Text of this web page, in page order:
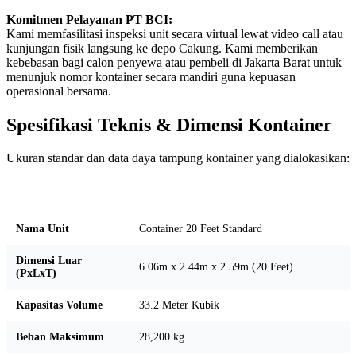
Komitmen Pelayanan PT BCI:
Kami memfasilitasi inspeksi unit secara virtual lewat video call atau
kunjungan fisik langsung ke depo Cakung. Kami memberikan
kebebasan bagi calon penyewa atau pembeli di Jakarta Barat untuk
menunjuk nomor kontainer secara mandiri guna kepuasan
operasional bersama.
Spesifikasi Teknis & Dimensi Kontainer
Ukuran standar dan data daya tampung kontainer yang dialokasikan:
Nama Unit Container 20 Feet Standard
Dimensi Luar
(PxLxT)
6.06m x 2.44m x 2.59m (20 Feet)
Kapasitas Volume 33.2 Meter Kubik
Beban Maksimum 28,200 kg